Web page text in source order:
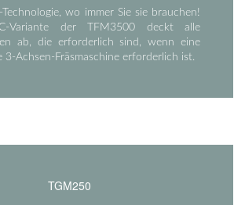
Technologie, wo immer Sie sie brauchen!
Variante der TFM3500 deckt alle
ab, die erforderlich sind, wenn eine
3-Achsen-Fräsmaschine erforderlich ist.
TGM250